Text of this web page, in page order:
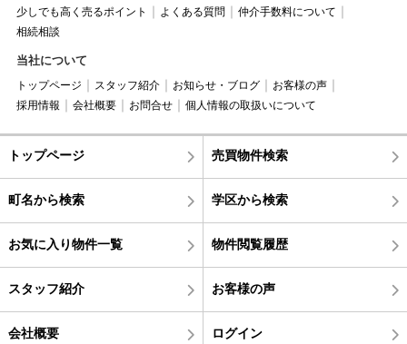
少しでも高く売るポイント
よくある質問
仲介手数料について
相続相談
当社について
トップページ スタッフ紹介 お知らせ・ブログ
お客様の声
採用情報
会社概要 お問合せ 個人情報の取扱いについて
トップページ 売買物件検索
町名から検索 学区から検索
お気に入り物件一覧 物件閲覧履歴
スタッフ紹介 お客様の声
会社概要 ログイン